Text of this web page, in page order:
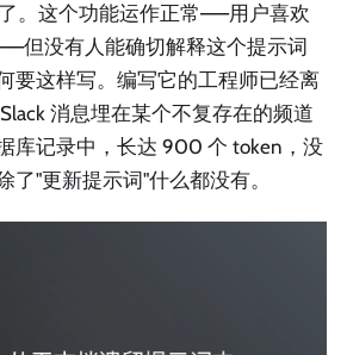
。这个功能运作正常——用户喜欢
但没有人能确切解释这个提示词
要这样写。编写它的工程师已经离
消息埋在某个不复存在的频道
库记录中，长达 900 个 token，没
了"更新提示词"什么都没有。